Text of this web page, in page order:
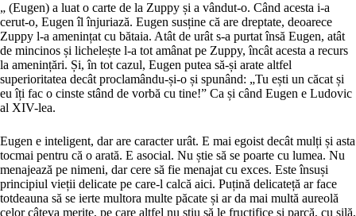
„ (Eugen) a luat o carte de la Zuppy și a vândut-o. Când acesta i-a
cerut-o, Eugen îl înjuriază. Eugen susține că are dreptate, deoarece
Zuppy l-a amenințat cu bătaia. Atât de urât s-a purtat însă Eugen, atât
de mincinos și lichelește l-a tot amânat pe Zuppy, încât acesta a recurs
la amenințări. Și, în tot cazul, Eugen putea să-și arate altfel
superioritatea decât proclamându-și-o și spunând: „Tu ești un căcat și
eu îți fac o cinste stând de vorbă cu tine!” Ca și când Eugen e Ludovic
al XIV-lea.
Eugen e inteligent, dar are caracter urât. E mai egoist decât mulți și asta
tocmai pentru că o arată. E asocial. Nu știe să se poarte cu lumea. Nu
menajează pe nimeni, dar cere să fie menajat cu exces. Este însuși
principiul vieții delicate pe care-l calcă aici. Puțină delicateță ar face
totdeauna să se ierte multora multe păcate și ar da mai multă aureolă
celor câteva merite, pe care altfel nu știu să le fructifice și parcă, cu silă,